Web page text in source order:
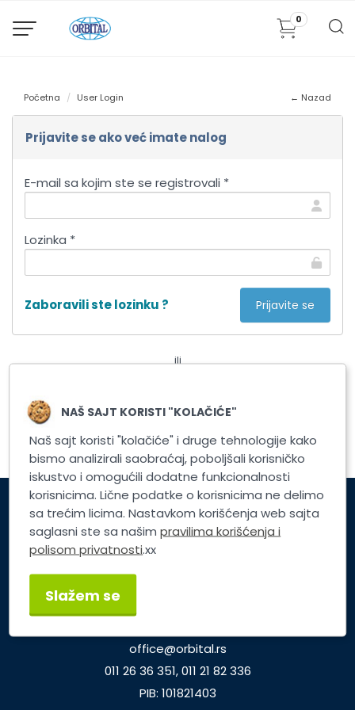
0
Početna User Login ← Nazad
Prijavite se ako već imate nalog
E-mail sa kojim ste se registrovali *
Lozinka *
Zaboravili ste lozinku ?
ili
Registrujte nalog
Korisnički servis
Brzi linkovi
office@orbital.rs
011 26 36 351, 011 21 82 336
PIB: 101821403
NAŠ SAJT KORISTI "KOLAČIĆE"
Naš sajt koristi "kolačiće" i druge tehnologije kako
bismo analizirali saobraćaj, poboljšali korisničko
iskustvo i omogućili dodatne funkcionalnosti
korisnicima. Lične podatke o korisnicima ne delimo
sa trećim licima. Nastavkom korišćenja web sajta
saglasni ste sa našimpravilima korišćenja i
polisom privatnosti.xx
Slažem se